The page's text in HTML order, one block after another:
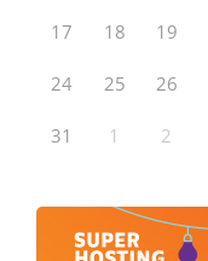
17 18 19
24 25 26
31 1 2